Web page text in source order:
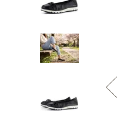
Informace o